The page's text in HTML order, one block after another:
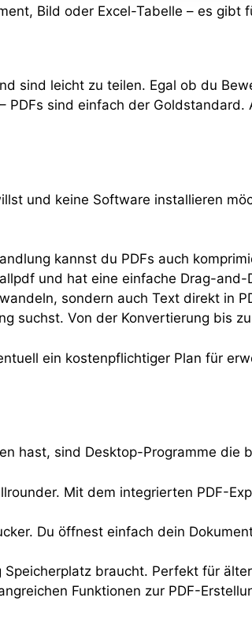
Bild oder Excel-Tabelle – es gibt
sind leicht zu teilen. Egal ob du
sind einfach der
und keine Software installieren
kannst du PDFs auch
und hat eine einfache Drag-
sondern auch Text direkt in
suchst. Von der Konvertierung bis
ein kostenpflichtiger Plan für
hast, sind Desktop-Programme die
Mit dem integrierten PDF-
Du öffnest einfach dein
braucht. Perfekt für
Funktionen zur PDF-